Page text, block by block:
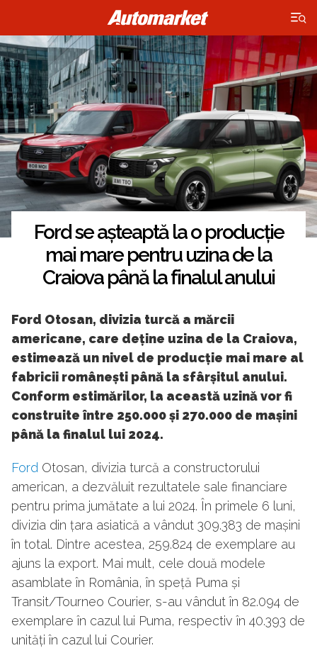
×
Ford se așteaptă la o producție
mai mare pentru uzina de la
Craiova până la finalul anului
Ford Otosan, divizia turcă a mărcii
americane, care deține uzina de la Craiova,
estimează un nivel de producție mai mare al
fabricii românești până la sfârșitul anului.
Conform estimărilor, la această uzină vor fi
construite între 250.000 și 270.000 de mașini
până la finalul lui 2024.
Ford Otosan, divizia turcă a constructorului
american, a dezvăluit rezultatele sale financiare
pentru prima jumătate a lui 2024. În primele 6 luni,
divizia din țara asiatică a vândut 309.383 de mașini
în total. Dintre acestea, 259.824 de exemplare au
ajuns la export. Mai mult, cele două modele
asamblate în România, în speță Puma și
Transit/Tourneo Courier, s-au vândut în 82.094 de
exemplare în cazul lui Puma, respectiv în 40.393 de
unități în cazul lui Courier.